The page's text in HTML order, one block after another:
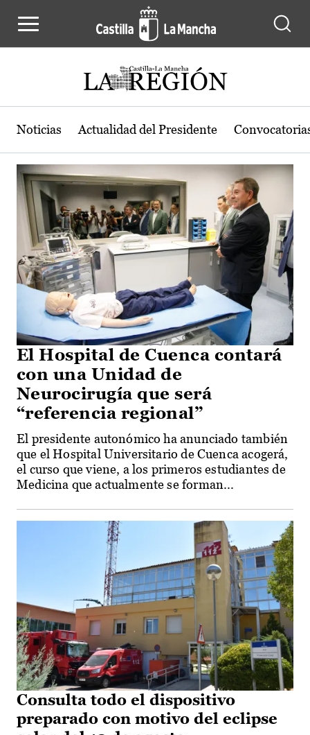
Actualidad de la región de Castilla-
Noticias Actualidad del Presidente
El Hospital de Cuenca contará
con una Unidad de
Neurocirugía que será
“referencia regional”
El presidente autonómico ha anunciado también
que el Hospital Universitario de Cuenca acogerá,
el curso que viene, a los primeros estudiantes de
Medicina que actualmente se forman...
Consulta todo el dispositivo
preparado con motivo del eclipse